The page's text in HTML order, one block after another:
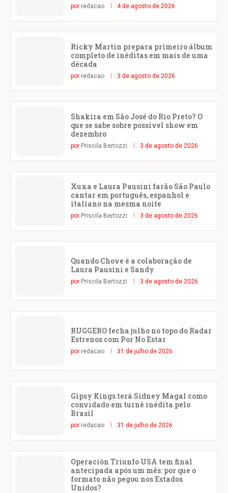
por redacao 4 de agosto de 2026
Ricky Martin prepara primeiro álbum
completo de inéditas em mais de uma
década
por redacao 3 de agosto de 2026
Shakira em São José do Rio Preto? O
que se sabe sobre possível show em
dezembro
por Priscila Bertozzi 3 de agosto de 2026
Xuxa e Laura Pausini farão São Paulo
cantar em português, espanhol e
italiano na mesma noite
por Priscila Bertozzi 3 de agosto de 2026
Quando Chove é a colaboração de
Laura Pausini e Sandy
por Priscila Bertozzi 3 de agosto de 2026
RUGGERO fecha julho no topo do Radar
Estrenos com Por No Estar
por redacao 31 de julho de 2026
Gipsy Kings terá Sidney Magal como
convidado em turnê inédita pelo
Brasil
por redacao 31 de julho de 2026
Operación Triunfo USA tem final
antecipada após um mês: por que o
formato não pegou nos Estados
Unidos?